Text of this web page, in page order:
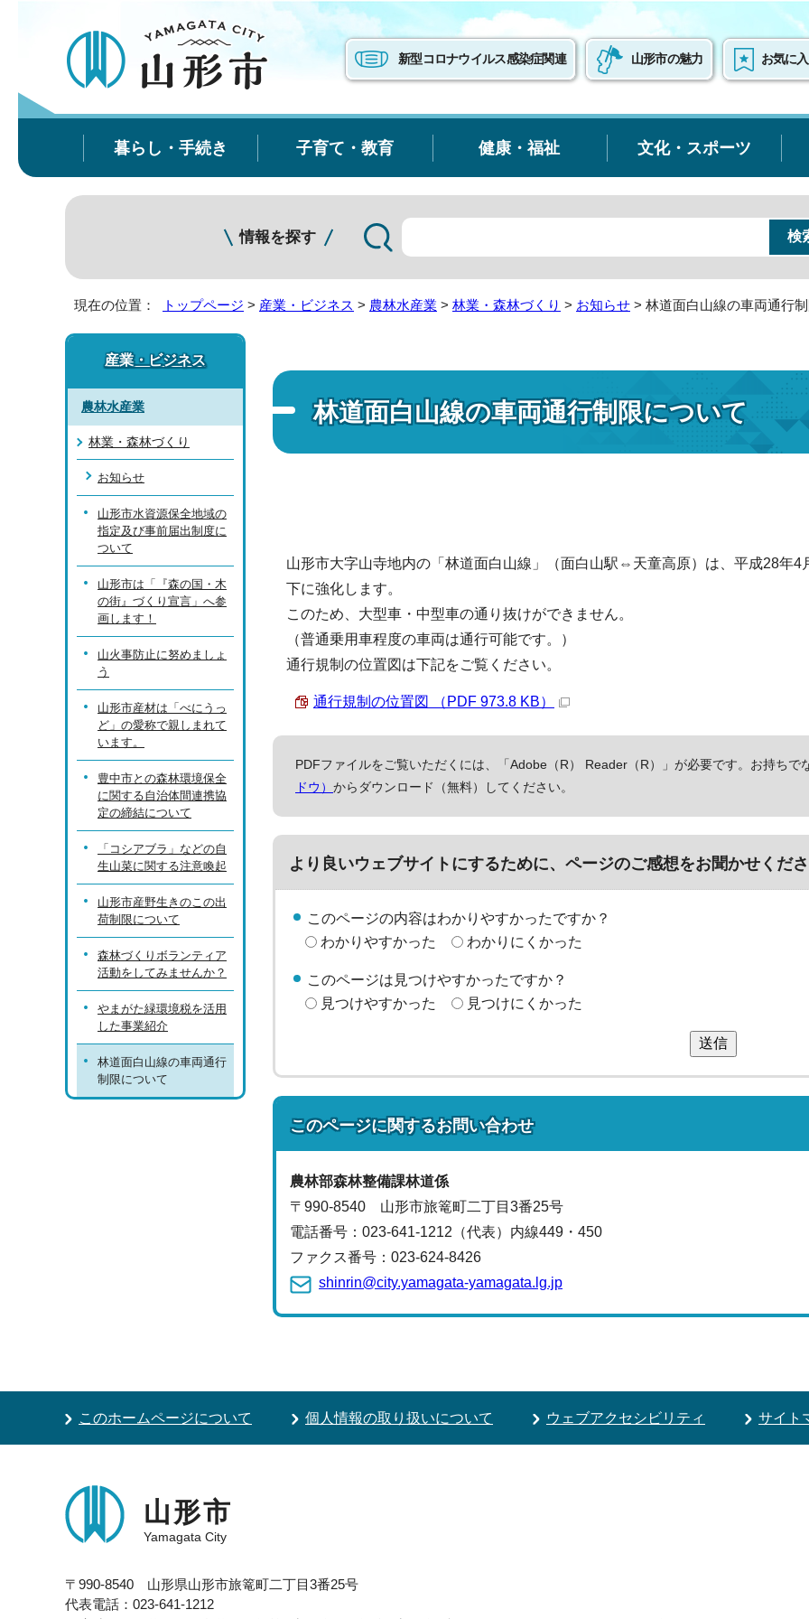
新型コロナウイルス感染症関連 山形市の魅力 お気に
暮らし・手続き 子育て・教育 健康・福祉 文化・スポーツ
情報を探す
現在の位置： トップページ > 産業・ビジネス > 農林水産業 > 林業・森林づくり > お知らせ > 林道面白山線の車両通行
林道面白山線の車両通行制限について
山形市大字山寺地内の「林道面白山線」（面白山駅⇔天童高原）は、平成28年
下に強化します。
このため、大型車・中型車の通り抜けができません。
（普通乗用車程度の車両は通行可能です。）
通行規制の位置図は下記をご覧ください。
通行規制の位置図 （PDF 973.8 KB）
PDFファイルをご覧いただくには、「Adobe（R） Reader（R）」が必要です。お持ちで
ドウ） からダウンロード（無料）してください。
より良いウェブサイトにするために、ページのご感想をお聞かせくだ
このページの内容はわかりやすかったですか？
わかりやすかった
わかりにくかった
このページは見つけやすかったですか？
見つけやすかった
見つけにくかった
送信
このページに関するお問い合わせ
農林部森林整備課林道係
〒990-8540 山形市旅篭町二丁目3番25号
電話番号： 023-641-1212（代表） 内線449・450
ファクス番号：023-624-8426
shinrin@city.yamagata-yamagata.lg.jp
産業・ビジネス
農林水産業
林業・森林づくり
お知らせ
山形市水資源保全地域の
指定及び事前届出制度に
ついて
山形市は「『森の国・木
の街』づくり宣言」へ参
画します！
山火事防止に努めましょ
う
山形市産材は「べにうっ
ど」の愛称で親しまれて
います。
豊中市との森林環境保全
に関する自治体間連携協
定の締結について
「コシアブラ」などの自
生山菜に関する注意喚起
山形市産野生きのこの出
荷制限について
森林づくりボランティア
活動をしてみませんか？
やまがた緑環境税を活用
した事業紹介
林道面白山線の車両通行
制限について
このホームページについて 個人情報の取り扱いについて ウェブアクセシビリティ サイト
山形市
Yamagata City
〒990-8540 山形県山形市旅篭町二丁目3番25号
代表電話：023-641-1212